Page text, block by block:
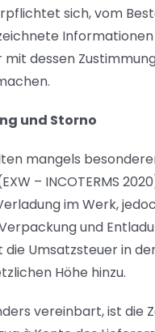
sich, vom
mit dessen
und Storno
mangels
– INCOTERMS
im Werk,
und
die Umsatzsteuer in
Höhe hinzu.
vereinbart, ist die